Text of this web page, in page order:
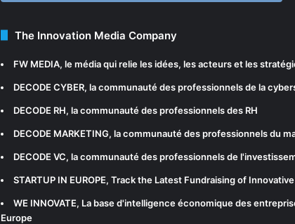
The Innovation Media Company
FW MEDIA, le média qui relie les idées, les acteurs et les
DECODE CYBER, la communauté des professionnels de la
DECODE RH, la communauté des professionnels des RH
DECODE MARKETING, la communauté des professionnels du
DECODE VC, la communauté des professionnels de
STARTUP IN EUROPE, Track the Latest Fundraising of
WE INNOVATE, La base d'intelligence économique des
Europe